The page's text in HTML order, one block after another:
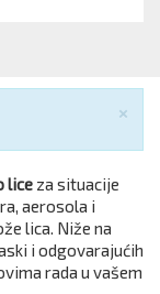
×
lice za situacije
aerosola i
lica. Niže na
i odgovarajućih
rada u vašem